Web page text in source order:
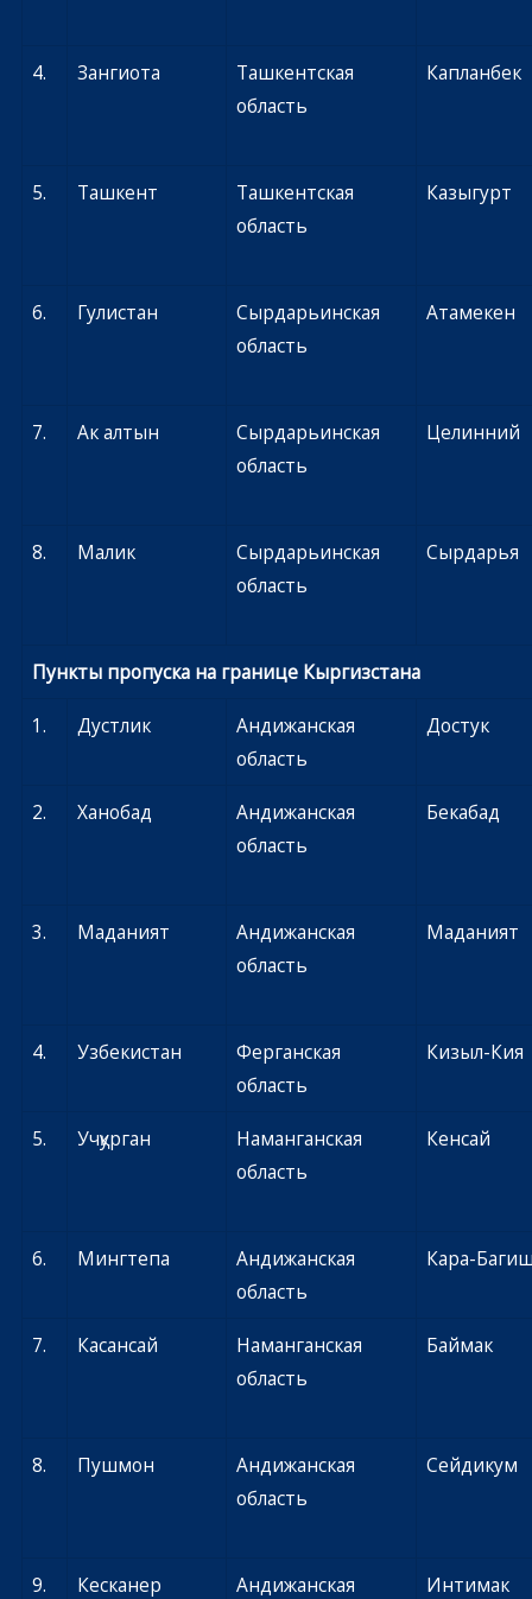
4. Зангиота
Ташкентская
область
Капланбек
5. Ташкент
Ташкентская
область
Казыгурт
6. Гулистан
Сырдарьинская
область
Атамекен
7. Ак алтын
Сырдарьинская
область
Целинний
8. Малик
Сырдарьинская
область
Сырдарья
Пункты пропуска на границе Кыргизстана
1. Дустлик
Андижанская
область
Достук
2. Ханобад
Андижанская
область
Бекабад
3. Маданият
Андижанская
область
Маданият
4. Узбекистан
Ферганская
область
Кизыл-Кия
5. Учқурган
Наманганская
область
Кенсай
6. Мингтепа
Андижанская
область
Кара-
7. Касансай
Наманганская
область
Баймак
8. Пушмон
Андижанская
область
Сейдикум
9. Кесканер
Андижанская
Интимак